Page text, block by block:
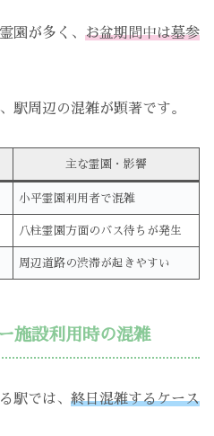
園が多く、 お盆期間中は墓参
駅周辺の混雑が顕著です。
主な霊園・影響
小平霊園利用者で混雑
八柱霊園方面のバス待ちが発生
周辺道路の渋滞が起きやすい
施設利用時の混雑
駅では、 終日混雑するケース